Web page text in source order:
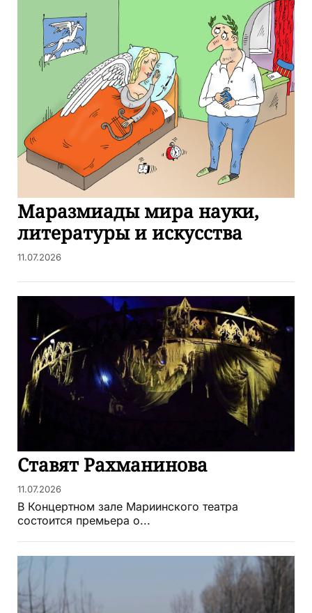
Маразмиады мира науки,
литературы и искусства
11.07.2026
Ставят Рахманинова
11.07.2026
В Концертном зале Мариинского театра
состоится премьера о...